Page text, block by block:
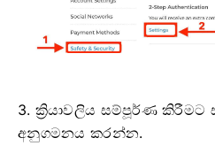
3. ක්‍රියාවලිය සම්පූර්ණ කිරීමට
අනුගමනය කරන්න.